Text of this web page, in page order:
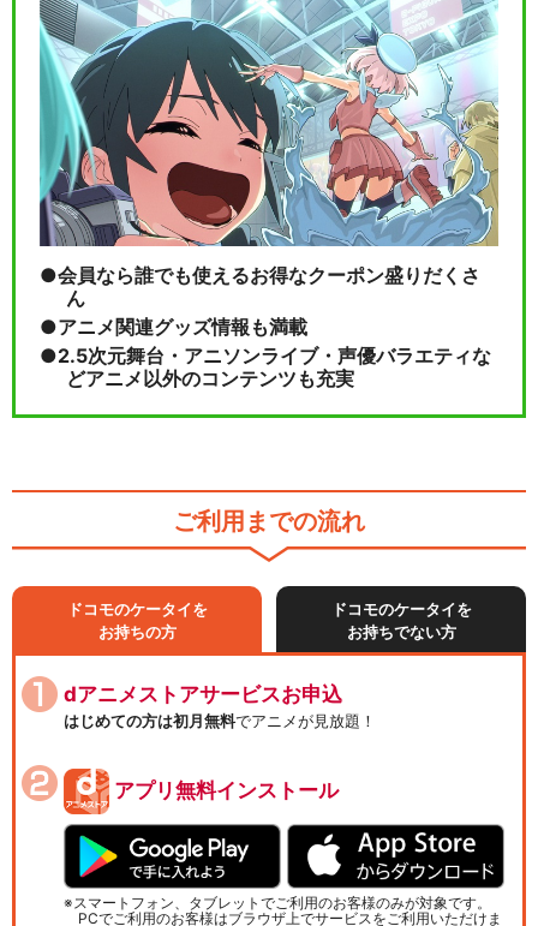
会員なら誰でも使えるお得なクーポン盛りだくさ
ん
アニメ関連グッズ情報も満載
2.5次元舞台・アニソンライブ・声優バラエティな
どアニメ以外のコンテンツも充実
ご利用までの流れ
ドコモのケータイを
お持ちの方
ドコモのケータイを
お持ちでない方
dアニメストアサービスお申込
はじめての方は初月無料でアニメが見放題！
アプリ無料インストール
スマートフォン、タブレットでご利用のお客様のみが対象です。
PCでご利用のお客様はブラウザ上でサービスをご利用いただけま